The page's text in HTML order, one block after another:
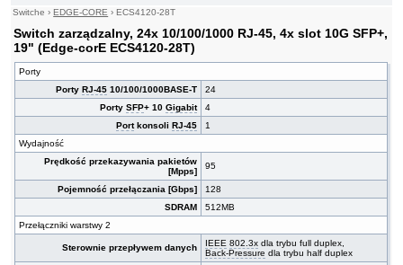
Switche ›EDGE-CORE ›ECS4120-28T
Switch zarządzalny, 24x 10/100/1000 RJ-45, 4x slot 10G SFP+,
19" (Edge-corE ECS4120-28T)
Porty
PortyRJ-45 10/100/1000BASE-T
24
PortySFP+ 10Gigabit
4
PortkonsoliRJ-45
1
Wydajność
Prędkość przekazywania pakietów
[Mpps]
95
Pojemność przełączania [Gbps]
128
SDRAM
512MB
Przełączniki warstwy 2
Sterownie przepływem danych IEEE 802.3x dla trybu full duplex,
Back-Pressure dla trybu half duplex